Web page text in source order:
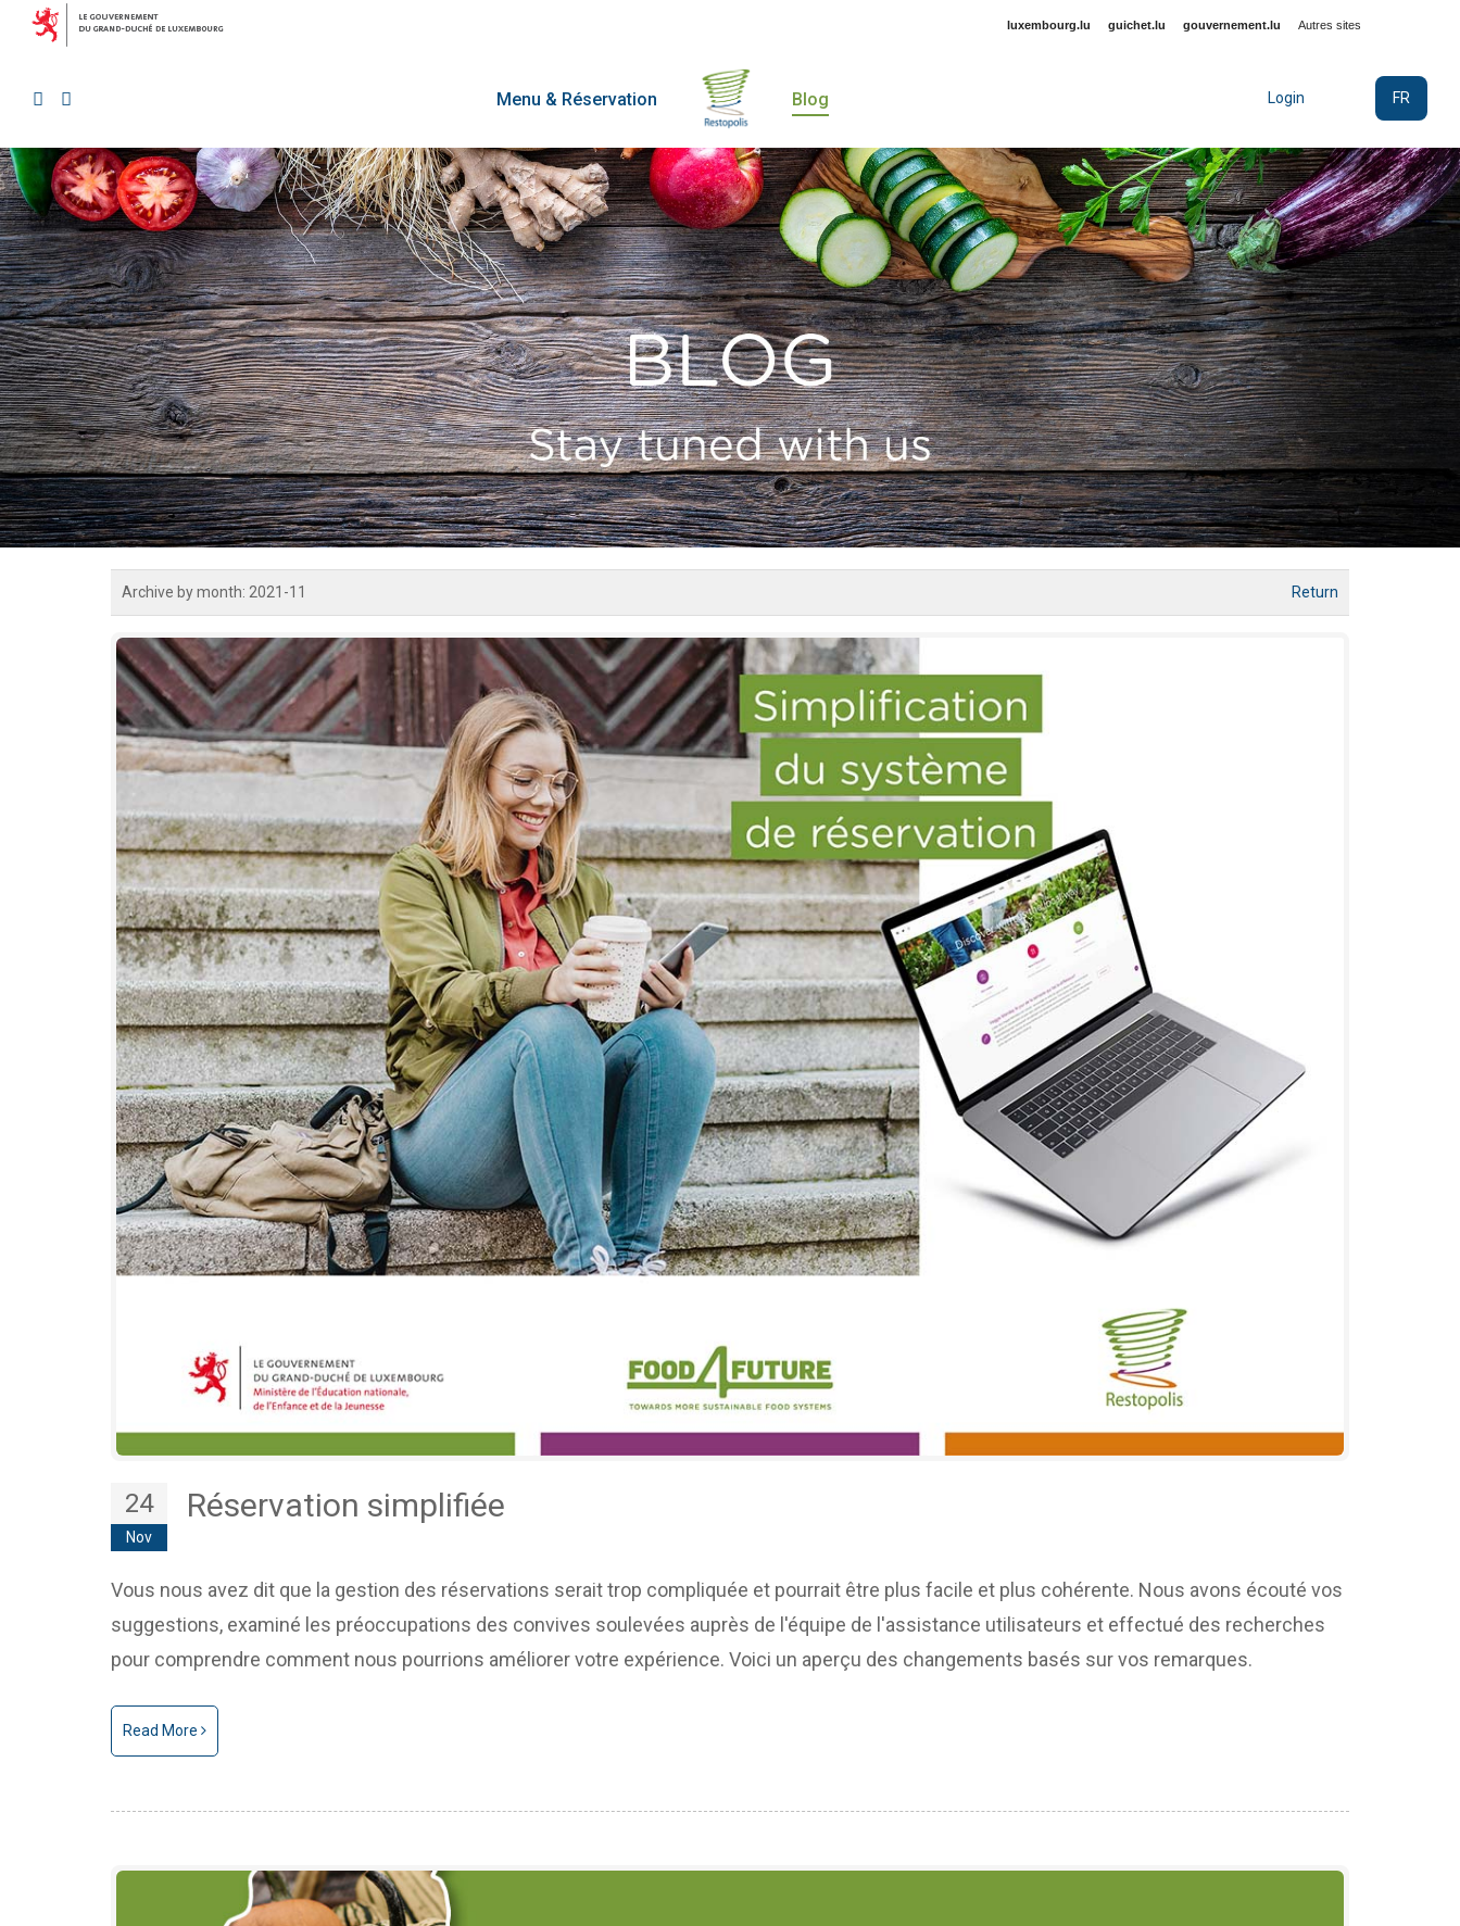
luxembourg.lu guichet.lu gouvernement.lu Autres sites
Menu & Réservation Blog Login FR
Archive by month: 2021-11 Return
24
Nov
Réservation simplifiée
Vous nous avez dit que la gestion des réservations serait trop compliquée et pourrait être plus facile et plus cohérente. Nous avons écouté vos
suggestions, examiné les préoccupations des convives soulevées auprès de l'équipe de l'assistance utilisateurs et effectué des recherches
pour comprendre comment nous pourrions améliorer votre expérience. Voici un aperçu des changements basés sur vos remarques.
Read More